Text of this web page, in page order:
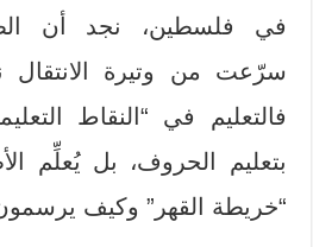
في فلسطين، نجد أن
سرّعت من وتيرة الانتقال
فالتعليم في “النقاط
بتعليم الحروف، بل يُعلِّم
“خريطة القهر” وكيف